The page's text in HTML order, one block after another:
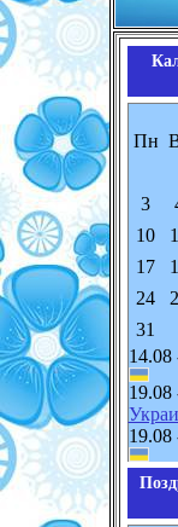
Пн
3
10
17
24
31
14.08
19.08
19.08